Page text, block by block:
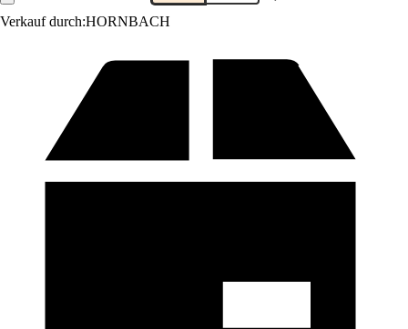
Verkauf durch:HORNBACH